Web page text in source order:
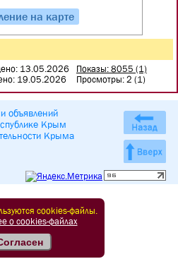
на карте
13.05.2026
19.05.2026
Показы: 8055 (1)
Просмотры: 2 (1)
объявлений
Крым
Крыма
cookies-файлы.
о cookies-файлах